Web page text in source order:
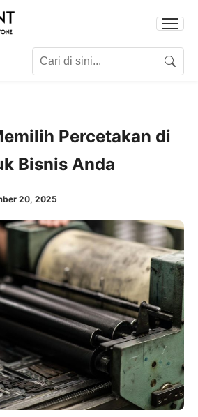
Search
Percetakan di
Bisnis Anda
20, 2025